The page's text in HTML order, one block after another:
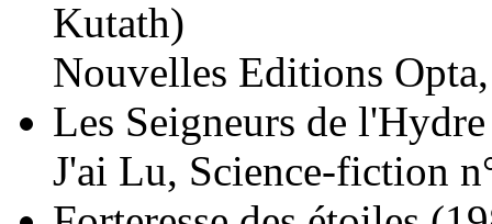
Kutath)
Nouvelles Editions
Les Seigneurs de l'Hydre
J'ai Lu, Science-fiction